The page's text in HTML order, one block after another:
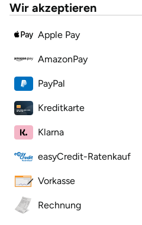
Wir akzeptieren
Apple Pay
AmazonPay
PayPal
Kreditkarte
Klarna
easyCredit-Ratenkauf
Vorkasse
Rechnung
Kempten
Kiel
Koblenz
Kronach
Köln